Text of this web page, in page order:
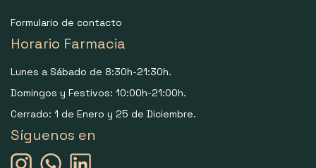
Formulario de contacto
Horario Farmacia
Lunes a Sábado de 8:30h-21:30h.
Domingos y Festivos: 10:00h-21:00h.
Cerrado: 1 de Enero y 25 de Diciembre.
Síguenos en